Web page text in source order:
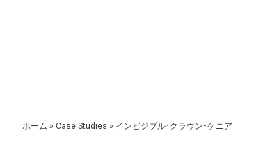
ホーム » Case Studies » インビジブル･クラウン･ケニア